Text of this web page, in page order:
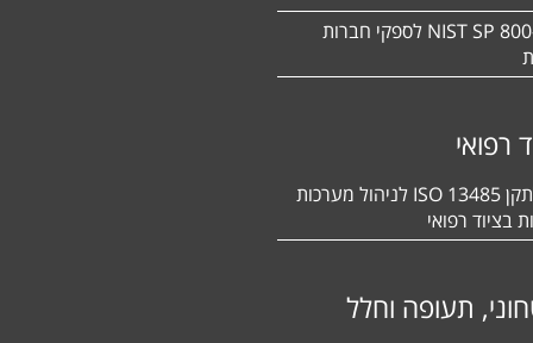
תקן NIST SP 800-171 לספקי חברות
רפואי
הסמכה לתקן 13485 ISO לניהול מערכות
בציוד רפואי
תעופה וחלל